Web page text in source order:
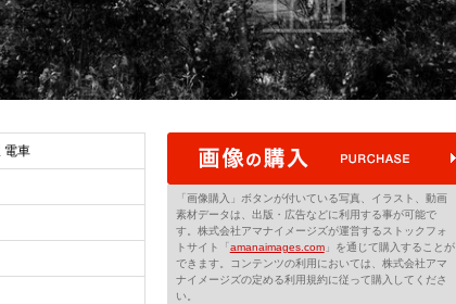
電車
「画像購入」ボタンが付いている写真、イラスト、動画
素材データは、出版・広告などに利用する事が可能で
す。株式会社アマナイメージズが運営するストックフォ
トサイト「amanaimages.com」を通じて購入することが
できます。コンテンツの利用においては、株式会社アマ
ナイメージズの定める利用規約に従って購入してくださ
い。